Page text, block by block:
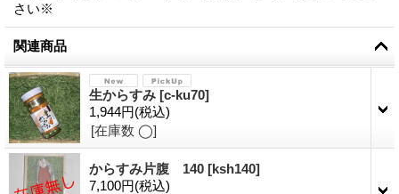
さい※
関連商品
生からすみ [c-ku70]
1,944円(税込)
[在庫数 ◯]
からすみ片腹 140 [ksh140]
7,100円(税込)